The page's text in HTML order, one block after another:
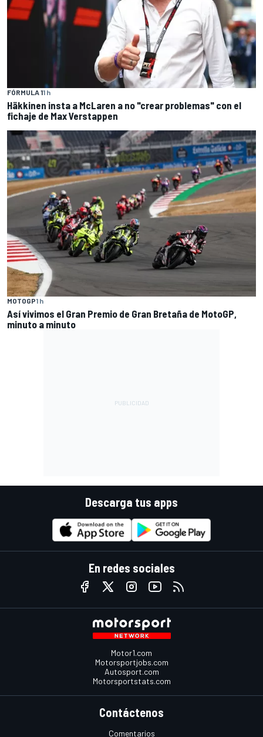
FÓRMULA 11 h
Häkkinen insta a McLaren a no "crear problemas" con el
fichaje de Max Verstappen
MOTOGP1 h
Así vivimos el Gran Premio de Gran Bretaña de MotoGP,
minuto a minuto
Descarga tus apps
En redes sociales
Motor1.com
Motorsportjobs.com
Autosport.com
Motorsportstats.com
Contáctenos
Comentarios